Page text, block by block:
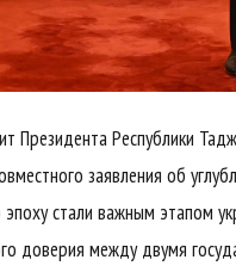
Президента Республики
заявления об
стали важным этапом
доверия между двумя